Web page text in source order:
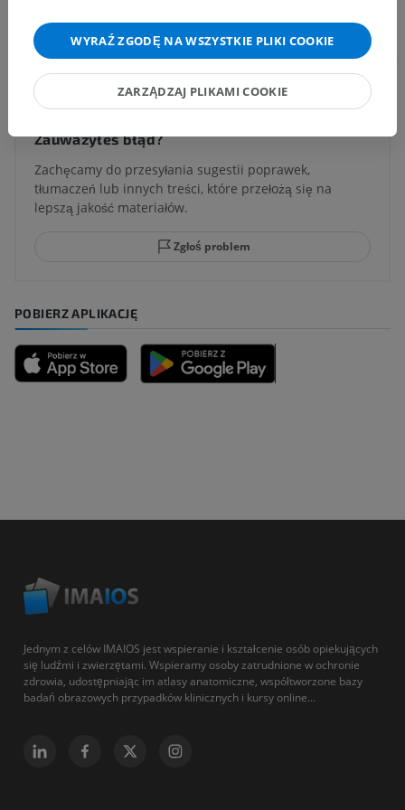
Tłumaczenia
Zauważyłeś błąd?
Zachęcamy do przesyłania sugestii poprawek,
tłumaczeń lub innych treści, które przełożą się na
lepszą jakość materiałów.
Zgłoś problem
POBIERZ APLIKACJĘ
Jednym z celów IMAIOS jest wspieranie i kształcenie osób opiekujących
się ludźmi i zwierzętami. Wspieramy osoby zatrudnione w ochronie
zdrowia, udostępniając im atlasy anatomiczne, współtworzone bazy
badań obrazowych przypadków klinicznych i kursy online...
WYRAŹ ZGODĘ NA WSZYSTKIE PLIKI COOKIE
ZARZĄDZAJ PLIKAMI COOKIE